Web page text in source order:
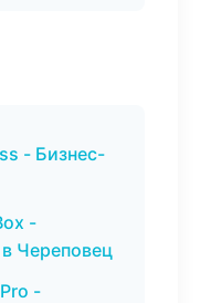
- Бизнес-
-
Череповец
-